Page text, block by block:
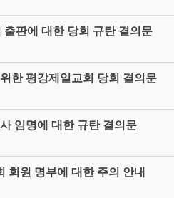
출판에 대한 당회 규탄 결의문
한 평강제일교회 당회 결의문
임명에 대한 규탄 결의문
회원 명부에 대한 주의 안내